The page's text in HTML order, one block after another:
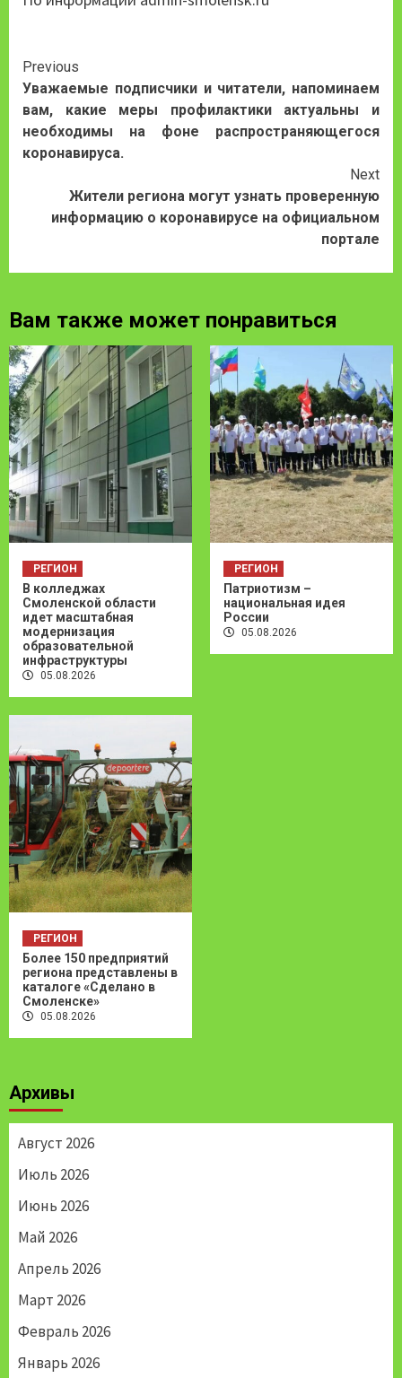
Continue
Reading
Previous
Уважаемые подписчики и читатели, напоминаем
вам, какие меры профилактики актуальны и
необходимы на фоне распространяющегося
коронавируса.
Next
Жители региона могут узнать проверенную
информацию о коронавирусе на официальном
портале
Вам также может понравиться
РЕГИОН
В колледжах
Смоленской области
идет масштабная
модернизация
образовательной
инфраструктуры
05.08.2026
РЕГИОН
Патриотизм –
национальная идея
России
05.08.2026
РЕГИОН
Более 150 предприятий
региона представлены в
каталоге «Сделано в
Смоленске»
05.08.2026
Архивы
Август 2026
Июль 2026
Июнь 2026
Май 2026
Апрель 2026
Март 2026
Февраль 2026
Январь 2026